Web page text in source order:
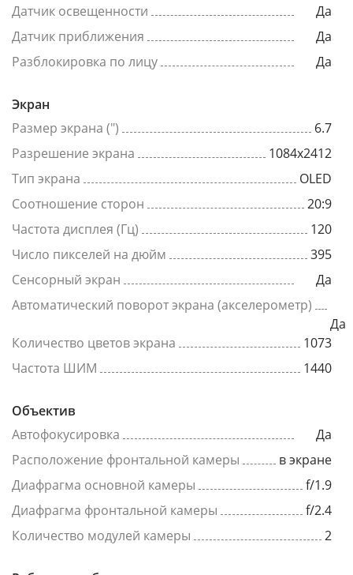
Датчик освещенности
Да
Датчик приближения
Да
Разблокировка по лицу
Да
Экран
Размер экрана (")
6.7
Разрешение экрана
1084x2412
Тип экрана
OLED
Соотношение сторон
20:9
Частота дисплея (Гц)
120
Число пикселей на дюйм
395
Сенсорный экран
Да
Автоматический поворот экрана (акселерометр)
Да
Количество цветов экрана
1073
Частота ШИМ
1440
Объектив
Автофокусировка
Да
Расположение фронтальной камеры
в экране
Диафрагма основной камеры
f/1.9
Диафрагма фронтальной камеры
f/2.4
Количество модулей камеры
2